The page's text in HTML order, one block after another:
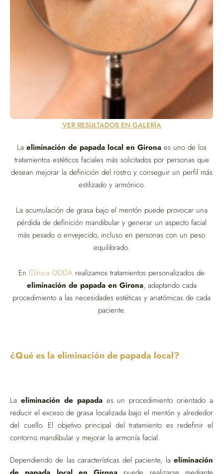
La eliminación de papada local en Gironaes uno de los
tratamientos estéticos faciales más solicitados por personas que
desean mejorar la definición del rostro y conseguir un perfil más
estilizado y armónico.
La acumulación de grasa bajo el mentón puede provocar una
pérdida de definición mandibular y generar un aspecto facial
más pesado o envejecido, incluso en personas con un peso
equilibrado.
En Clínica ODDA realizamos tratamientos personalizados de
eliminación de papada en Girona, adaptando cada
procedimiento a las necesidades estéticas y anatómicas de cada
paciente.
VER RESULTADOS EN GALERÍA
¿Qué es la eliminación de papada local?
La eliminación de papadaes un procedimiento orientado a
reducir el exceso de grasa localizada bajo el mentón y alrededor
del cuello. El objetivo principal del tratamiento es redefinir el
contorno mandibular y mejorar la armonía facial.
Dependiendo de las características del paciente, la eliminación